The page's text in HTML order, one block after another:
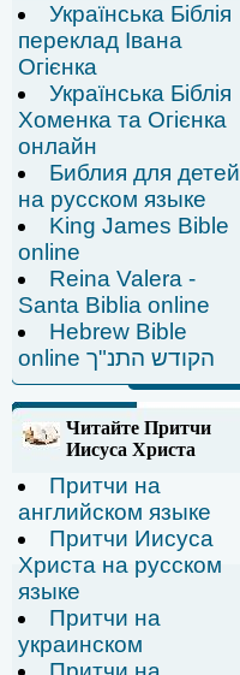
Українська Біблія
переклад Івана
Огієнка
Українська Біблія
Хоменка та Огієнка
онлайн
Библия для детей
на русском языке
King James Bible
online
Reina Valera -
Santa Biblia online
Hebrew Bible
online הקודש התנ"ך
Читайте Притчи
Иисуса Христа
Притчи на
английском языке
Притчи Иисуса
Христа на русском
языке
Притчи на
украинском